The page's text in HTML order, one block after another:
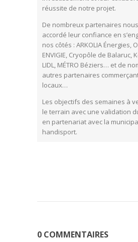
réussite de notre projet.
De nombreux partenaires
accordé leur confiance en
nos côtés : ARKOLIA Énergies,
ENVIGIE, Cryopôle de Balaruc,
LIDL, MÉTRO Béziers… et de
autres partenaires
locaux…
Les objectifs des semaines à
le terrain avec une validation
en partenariat avec la
handisport.
0 COMMENTAIRES